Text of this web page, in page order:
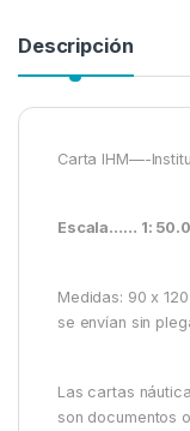
Descripción
Carta IHM—-
Escala…… 1:
Medidas: 90 x
se envían sin
Las cartas
son documentos